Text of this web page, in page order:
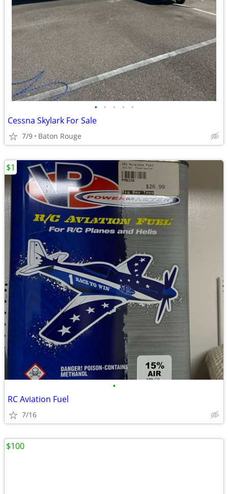
• • • • •
Cessna Skylark For Sale
7/9 Baton Rouge
•
RC Aviation Fuel
7/16
$1
$100